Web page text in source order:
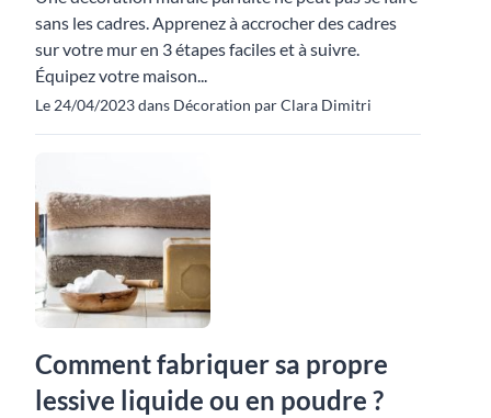
sans les cadres. Apprenez à accrocher des cadres
sur votre mur en 3 étapes faciles et à suivre.
Équipez votre maison...
Le 24/04/2023 dans Décoration par Clara Dimitri
Comment fabriquer sa propre
lessive liquide ou en poudre ?